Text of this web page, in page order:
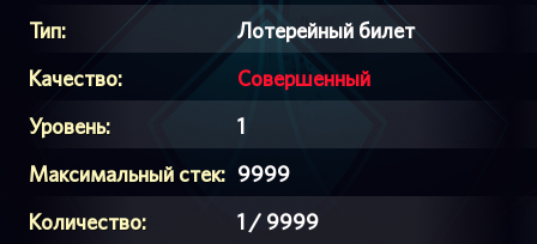
Тип:
Лотерейный билет
Качество:
Совершенный
Уровень:
1
Максимальный стек: 9999
Количество:
1 / 9999